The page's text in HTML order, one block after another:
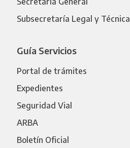
Subsecretaría Legal y Técnica
Guía Servicios
Portal de trámites
Expedientes
Seguridad Vial
ARBA
Boletín Oficial